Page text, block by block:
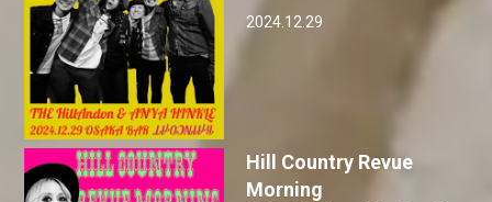
2024.12.29
Hill Country Revue
Morning